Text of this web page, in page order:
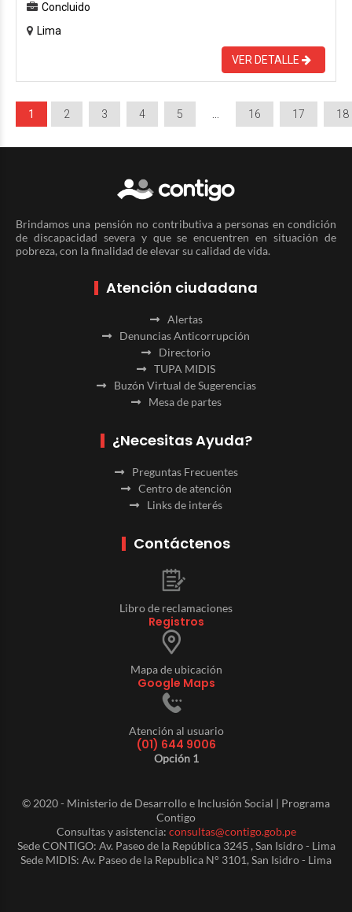
Concluido
Lima
VER DETALLE
1 2 3 4 5 16 17 18
Brindamos una pensión no contributiva a personas en condición
de discapacidad severa y que se encuentren en situación de
pobreza, con la finalidad de elevar su calidad de vida.
Atención ciudadana
Alertas
Denuncias Anticorrupción
Directorio
TUPA MIDIS
Buzón Virtual de Sugerencias
Mesa de partes
¿Necesitas Ayuda?
Preguntas Frecuentes
Centro de atención
Links de interés
Contáctenos
Libro de reclamaciones
Registros
Mapa de ubicación
Google Maps
Atención al usuario
(01) 644 9006
Opción 1
© 2020 - Ministerio de Desarrollo e Inclusión Social | Programa
Contigo
Consultas y asistencia: consultas@contigo.gob.pe
Sede CONTIGO: Av. Paseo de la República 3245 , San Isidro - Lima
Sede MIDIS: Av. Paseo de la Republica N° 3101, San Isidro - Lima